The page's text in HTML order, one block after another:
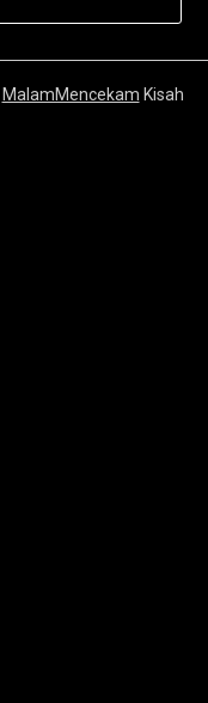
MalamMencekam Kisah